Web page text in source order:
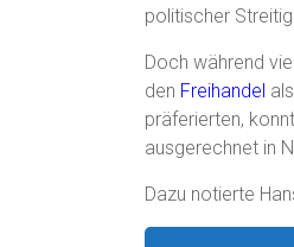
politischer
Doch während
den Freihandel
präferierten,
ausgerechnet in
Dazu notierte